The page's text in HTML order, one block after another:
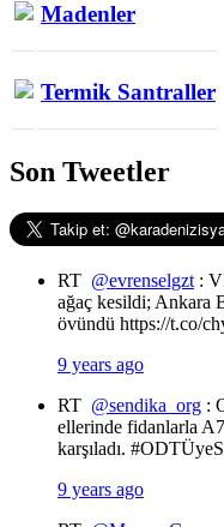
Madenler
Termik Santraller
Son Tweetler
RT @evrenselgzt :
ağaç kesildi; Ankara
övündü https://t.co/
9 years ago
RT @sendika_org :
ellerinde fidanlarla
karşıladı.
9 years ago